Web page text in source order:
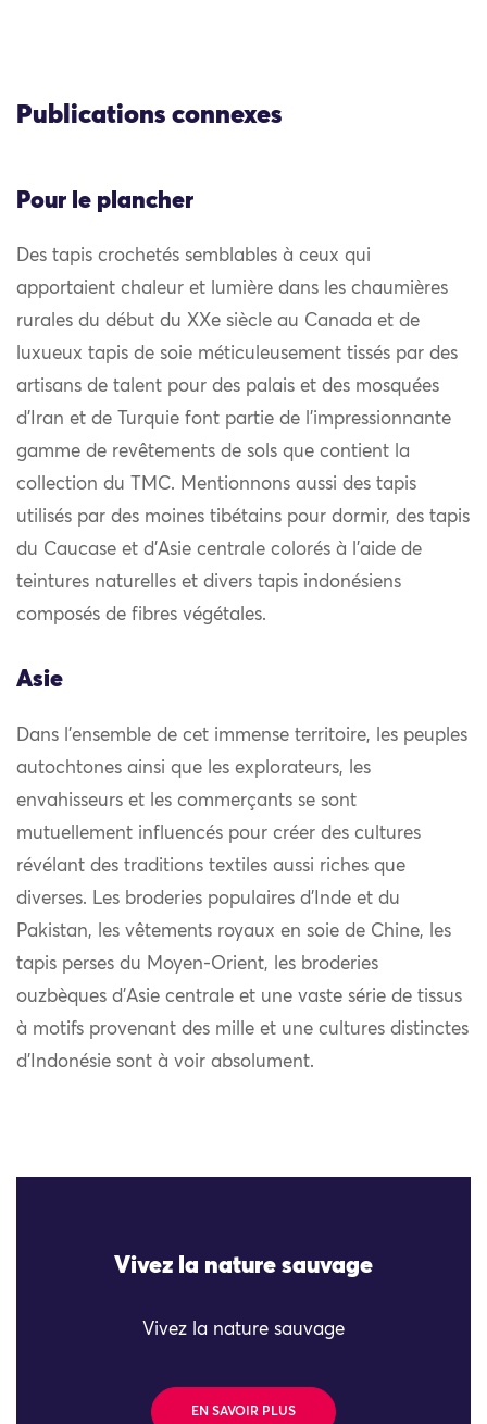
Publications connexes
Pour le plancher
Des tapis crochetés semblables à ceux qui
apportaient chaleur et lumière dans les chaumières
rurales du début du XXe siècle au Canada et de
luxueux tapis de soie méticuleusement tissés par des
artisans de talent pour des palais et des mosquées
d’Iran et de Turquie font partie de l’impressionnante
gamme de revêtements de sols que contient la
collection du TMC. Mentionnons aussi des tapis
utilisés par des moines tibétains pour dormir, des tapis
du Caucase et d’Asie centrale colorés à l’aide de
teintures naturelles et divers tapis indonésiens
composés de fibres végétales.
Asie
Dans l’ensemble de cet immense territoire, les peuples
autochtones ainsi que les explorateurs, les
envahisseurs et les commerçants se sont
mutuellement influencés pour créer des cultures
révélant des traditions textiles aussi riches que
diverses. Les broderies populaires d’Inde et du
Pakistan, les vêtements royaux en soie de Chine, les
tapis perses du Moyen-Orient, les broderies
ouzbèques d’Asie centrale et une vaste série de tissus
à motifs provenant des mille et une cultures distinctes
d’Indonésie sont à voir absolument.
Vivez la nature sauvage
Vivez la nature sauvage
EN SAVOIR PLUS